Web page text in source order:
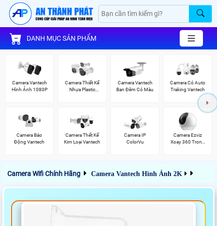
DANH MỤC SẢN PHẨM
Camera Vantech
Hình Ảnh 1080P
Camera Thiết Kế
Nhựa Plastic
Camera Vantech
Ban Đêm Có Màu
Camera Có Auto
Traking Vantech
Camera Báo
Động Vantech
Camera Thết Kế
Kim Loại Vantech
Camera IP
ColorVu
Camera Ezviz
Xoay 360 Trong
Camera Wifi Chính Hãng Camera Vantech Hình Ảnh 2K